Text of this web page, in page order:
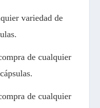
variedad de
de cualquier
de cualquier